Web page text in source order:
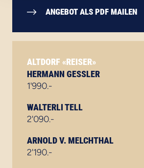
ANGEBOT ALS PDF MAILEN
ALTDORF «REISER»
HERMANN GESSLER
1'990.-
WALTERLI TELL
2'090.-
ARNOLD V. MELCHTHAL
2'190.-